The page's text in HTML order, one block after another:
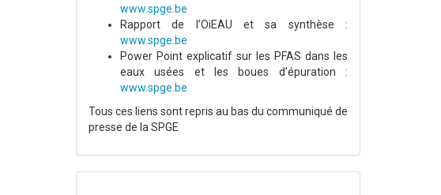
www.spge.be
Rapport de l’OiEAU et sa synthèse :
www.spge.be
Power Point explicatif sur les PFAS dans les
eaux usées et les boues d’épuration :
www.spge.be
Tous ces liens sont repris au bas du communiqué de
presse de la SPGE